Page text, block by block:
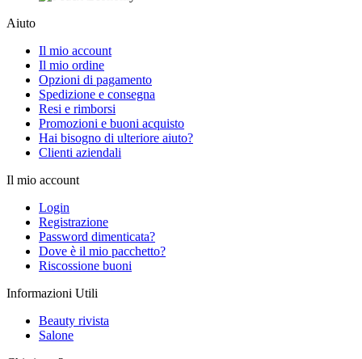
Aiuto
Il mio account
Il mio ordine
Opzioni di pagamento
Spedizione e consegna
Resi e rimborsi
Promozioni e buoni acquisto
Hai bisogno di ulteriore aiuto?
Clienti aziendali
Il mio account
Login
Registrazione
Password dimenticata?
Dove è il mio pacchetto?
Riscossione buoni
Informazioni Utili
Beauty rivista
Salone